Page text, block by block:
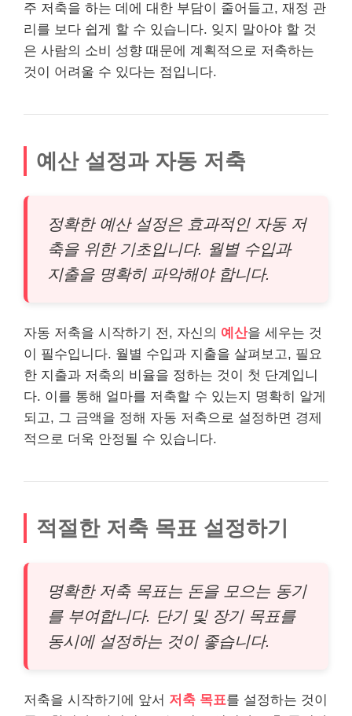
주 저축을 하는 데에 대한 부담이 줄어들고, 재정 관
리를 보다 쉽게 할 수 있습니다. 잊지 말아야 할 것
은 사람의 소비 성향 때문에 계획적으로 저축하는
것이 어려울 수 있다는 점입니다.
예산 설정과 자동 저축
정확한 예산 설정은 효과적인 자동 저
축을 위한 기초입니다. 월별 수입과
지출을 명확히 파악해야 합니다.
자동 저축을 시작하기 전, 자신의 예산을 세우는 것
이 필수입니다. 월별 수입과 지출을 살펴보고, 필요
한 지출과 저축의 비율을 정하는 것이 첫 단계입니
다. 이를 통해 얼마를 저축할 수 있는지 명확히 알게
되고, 그 금액을 정해 자동 저축으로 설정하면 경제
적으로 더욱 안정될 수 있습니다.
적절한 저축 목표 설정하기
명확한 저축 목표는 돈을 모으는 동기
를 부여합니다. 단기 및 장기 목표를
동시에 설정하는 것이 좋습니다.
저축을 시작하기에 앞서 저축 목표를 설정하는 것이